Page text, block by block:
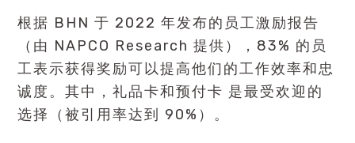
根据 BHN 于 2022 年发布的员工激励报告
（由 NAPCO Research 提供），83% 的员
工表示获得奖励可以提高他们的工作效率和忠
诚度。其中，礼品卡和预付卡 是最受欢迎的
选择（被引用率达到 90%）。